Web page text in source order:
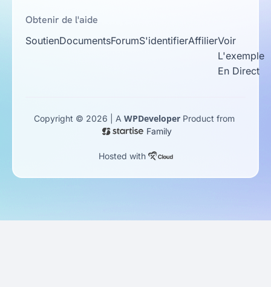
Obtenir de l'aide
SoutienDocumentsForumS'identifierAffilierVoir
L'exemple
En Direct
Copyright © 2026 | A WPDeveloper Product from
Family
Hosted with